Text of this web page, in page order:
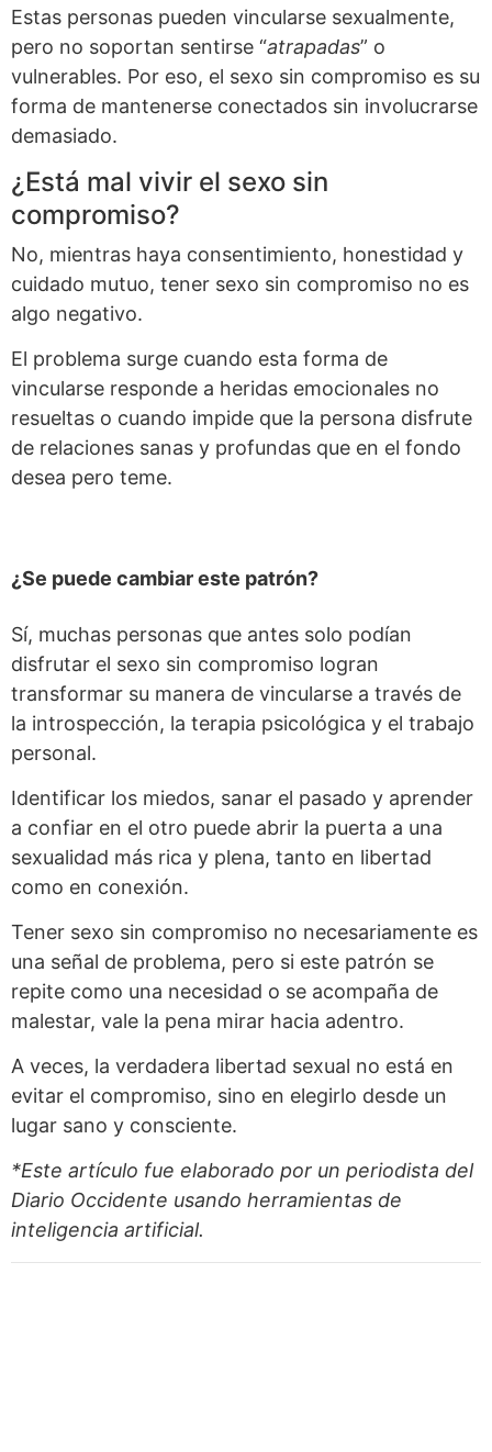
Estas personas pueden vincularse sexualmente,
pero no soportan sentirse “atrapadas” o
vulnerables. Por eso, el sexo sin compromiso es su
forma de mantenerse conectados sin involucrarse
demasiado.
¿Está mal vivir el sexo sin
compromiso?
No, mientras haya consentimiento, honestidad y
cuidado mutuo, tener sexo sin compromiso no es
algo negativo.
El problema surge cuando esta forma de
vincularse responde a heridas emocionales no
resueltas o cuando impide que la persona disfrute
de relaciones sanas y profundas que en el fondo
desea pero teme.
¿Se puede cambiar este patrón?
Sí, muchas personas que antes solo podían
disfrutar el sexo sin compromiso logran
transformar su manera de vincularse a través de
la introspección, la terapia psicológica y el trabajo
personal.
Identificar los miedos, sanar el pasado y aprender
a confiar en el otro puede abrir la puerta a una
sexualidad más rica y plena, tanto en libertad
como en conexión.
Tener sexo sin compromiso no necesariamente es
una señal de problema, pero si este patrón se
repite como una necesidad o se acompaña de
malestar, vale la pena mirar hacia adentro.
A veces, la verdadera libertad sexual no está en
evitar el compromiso, sino en elegirlo desde un
lugar sano y consciente.
*Este artículo fue elaborado por un periodista del
Diario Occidente usando herramientas de
inteligencia artificial.